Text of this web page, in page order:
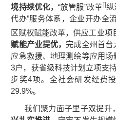
境持续优化，“放管服”改革[]纵
代办”服务体系，企业开办全
区赋权赋能改革，供应工业项
赋能产业提优， 完成全州首台
应急救援、地理测绘等应用
3户，获省级科技计划立项支
步奖4项。全社会研发经费
29.9%。
我们聚力面子里子双提升